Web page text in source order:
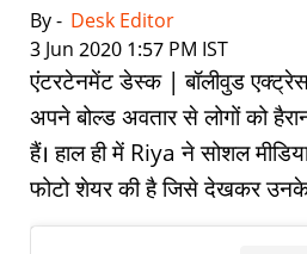
By - Desk Editor
3 Jun 2020 1:57 PM IST
एंटरटेनमेंट डेस्क | बॉलीवुड
अपने बोल्ड अवतार से लोगों को
हैं। हाल ही में Riya ने सोशल
फोटो शेयर की है जिसे देखकर उनके